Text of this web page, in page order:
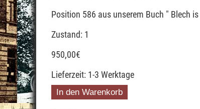
Position 586 aus unserem Buch " Blech
Zustand: 1
950,00€
Lieferzeit: 1-3 Werktage